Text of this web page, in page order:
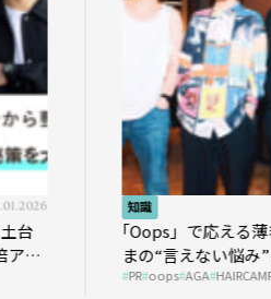
07.13.2026
える薄毛の不安 お客さ
い悩み”にどう向き合